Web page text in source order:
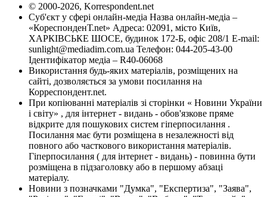
© 2000-2026, Korrespondent.net
Суб'єкт у сфері онлайн-медіа Назва онлайн-медіа –
«КореспонденТ.net» Адреса: 02091, місто Київ,
ХАРКІВСЬКЕ ШОСЕ, будинок 172-Б, офіс 208/1 E-mail:
sunlight@mediadim.com.ua Телефон: 044-205-43-00
Ідентифікатор медіа – R40-06068
Використання будь-яких матеріалів, розміщених на
сайті, дозволяється за умови посилання на
Корреспондент.net.
При копіюванні матеріалів зі сторінки « Новини України
і світу» , для інтернет - видань - обов'язкове пряме
відкрите для пошукових систем гіперпосилання .
Посилання має бути розміщена в незалежності від
повного або часткового використання матеріалів.
Гіперпосилання ( для інтернет - видань) - повинна бути
розміщена в підзаголовку або в першому абзаці
матеріалу.
Новини з позначками "Думка", "Експертиза", "Заява",